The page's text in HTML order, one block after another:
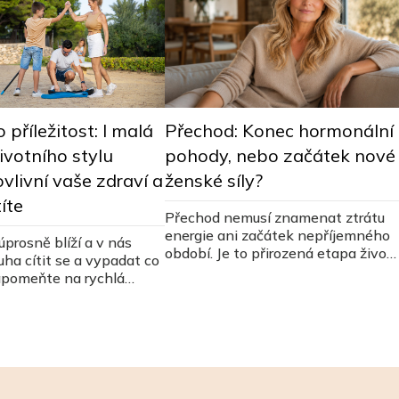
příležitost: I malá
stylu
vaše zdraví a
blíží a v nás
cítit se a vypadat co
na rychlá
Přechod: Konec hormonální
pohody, nebo začátek nové
ženské síly?
Přechod nemusí znamenat ztrátu
energie ani začátek nepříjemného
období. Je to přirozená etapa života